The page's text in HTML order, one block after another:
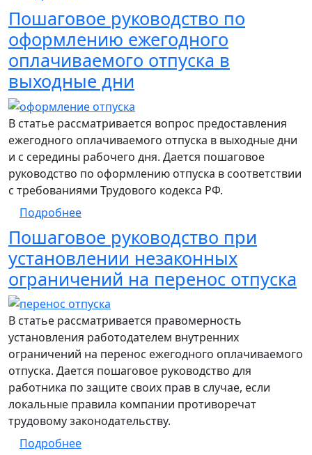
Пошаговое руководство по
оформлению ежегодного
оплачиваемого отпуска в
выходные дни
В статье рассматривается вопрос предоставления
ежегодного оплачиваемого отпуска в выходные дни
и с середины рабочего дня. Дается пошаговое
руководство по оформлению отпуска в соответствии
с требованиями Трудового кодекса РФ.
Подробнеео Пошаговое руководство по
Пошаговое руководство при
установлении незаконных
ограничений на перенос отпуска
В статье рассматривается правомерность
установления работодателем внутренних
ограничений на перенос ежегодного оплачиваемого
отпуска. Дается пошаговое руководство для
работника по защите своих прав в случае, если
локальные правила компании противоречат
трудовому законодательству.
Подробнеео Пошаговое руководство при